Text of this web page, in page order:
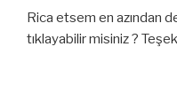
Rica etsem en azından
tıklayabilir misiniz ?